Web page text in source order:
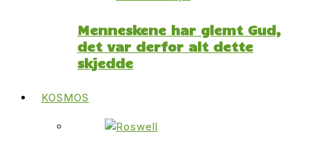
Menneskene har glemt Gud,
det var derfor alt dette
skjedde
KOSMOS